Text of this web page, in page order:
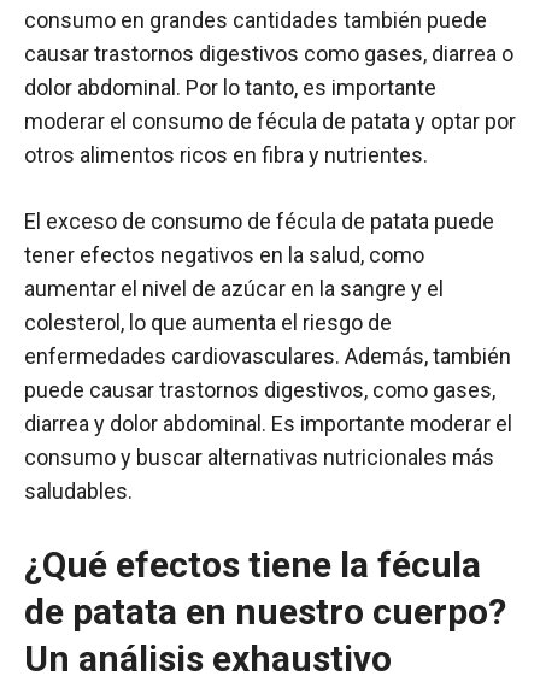
consumo en grandes cantidades también puede
causar trastornos digestivos como gases, diarrea o
dolor abdominal. Por lo tanto, es importante
moderar el consumo de fécula de patata y optar por
otros alimentos ricos en fibra y nutrientes.
El exceso de consumo de fécula de patata puede
tener efectos negativos en la salud, como
aumentar el nivel de azúcar en la sangre y el
colesterol, lo que aumenta el riesgo de
enfermedades cardiovasculares. Además, también
puede causar trastornos digestivos, como gases,
diarrea y dolor abdominal. Es importante moderar el
consumo y buscar alternativas nutricionales más
saludables.
¿Qué efectos tiene la fécula
de patata en nuestro cuerpo?
Un análisis exhaustivo